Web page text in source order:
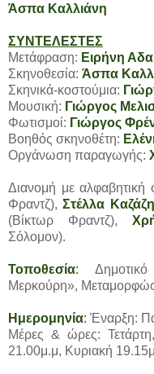
Άσπα Καλλιάνη
ΣΥΝΤΕΛΕΣΤΕΣ
Μετάφραση: Ειρήνη
Σκηνοθεσία: Άσπα
Σκηνικά-κοστούμια:
Μουσική: Γιώργος
Φωτισμοί: Γιώργος
Βοηθός σκηνοθέτη:
Οργάνωση παραγωγής:
Διανομή με αλφαβητική
Φραντζ),Στέλλα Καζάζη
(Βίκτωρ Φραντζ),
Σόλομον).
Τοποθεσία:
Μερκούρη»,
Ημερομηνία: Έναρξη:
Μέρες & ώρες:
21.00μ.μ, Κυριακή